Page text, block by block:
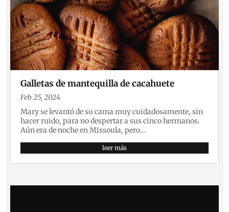
Galletas de mantequilla de cacahuete
Feb 25, 2024
Mary se levantó de su cama muy cuidadosamente, sin
hacer ruido, para no despertar a sus cinco hermanos.
Aún era de noche en Missoula, pero...
leer más